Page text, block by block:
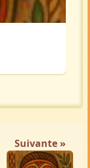
Suivante »